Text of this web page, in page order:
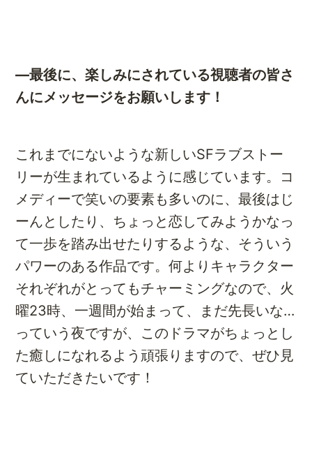
―最後に、楽しみにされている視聴者の皆さ
んにメッセージをお願いします！
これまでにないような新しいSFラブストー
リーが生まれているように感じています。コ
メディーで笑いの要素も多いのに、最後はじ
ーんとしたり、ちょっと恋してみようかなっ
て一歩を踏み出せたりするような、そういう
パワーのある作品です。何よりキャラクター
それぞれがとってもチャーミングなので、火
曜23時、一週間が始まって、まだ先長いな…
っていう夜ですが、このドラマがちょっとし
た癒しになれるよう頑張りますので、ぜひ見
ていただきたいです！